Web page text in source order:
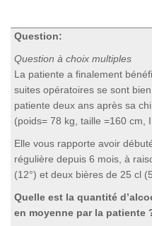
Question:
Question à choix multiples
La patiente a finalement
suites opératoires se sont
patiente deux ans après sa
(poids= 78 kg, taille =160 cm,
Elle vous rapporte avoir
régulière depuis 6 mois, à
(12°) et deux bières de 25 cl
Quelle est la quantité
en moyenne par la patiente